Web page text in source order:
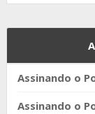
Assinando o
Assinando o